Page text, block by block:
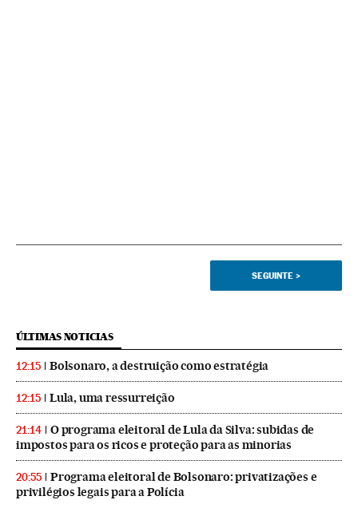
SEGUINTE >
ÚLTIMAS NOTICIAS
12:15 Bolsonaro, a destruição como estratégia
12:15 Lula, uma ressurreição
21:14
O programa eleitoral de Lula da Silva: subidas de
impostos para os ricos e proteção para as minorias
20:55
Programa eleitoral de Bolsonaro: privatizações e
privilégios legais para a Polícia